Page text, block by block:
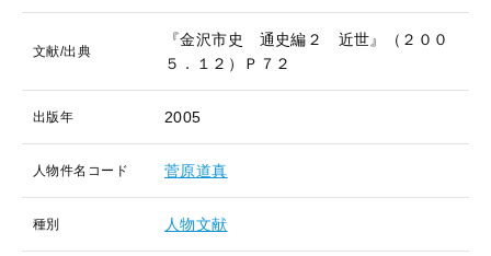
文献/出典
『金沢市史 通史編２ 近世』（２００
５．１２）Ｐ７２
出版年 2005
人物件名コード 菅原道真
種別 人物文献